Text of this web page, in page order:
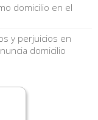
domicilio en el
y perjuicios en
domicilio